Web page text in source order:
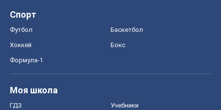
Спорт
Футбол Баскетбол
Хоккей Бокс
Формула-1
Моя школа
ГДЗ Учебники